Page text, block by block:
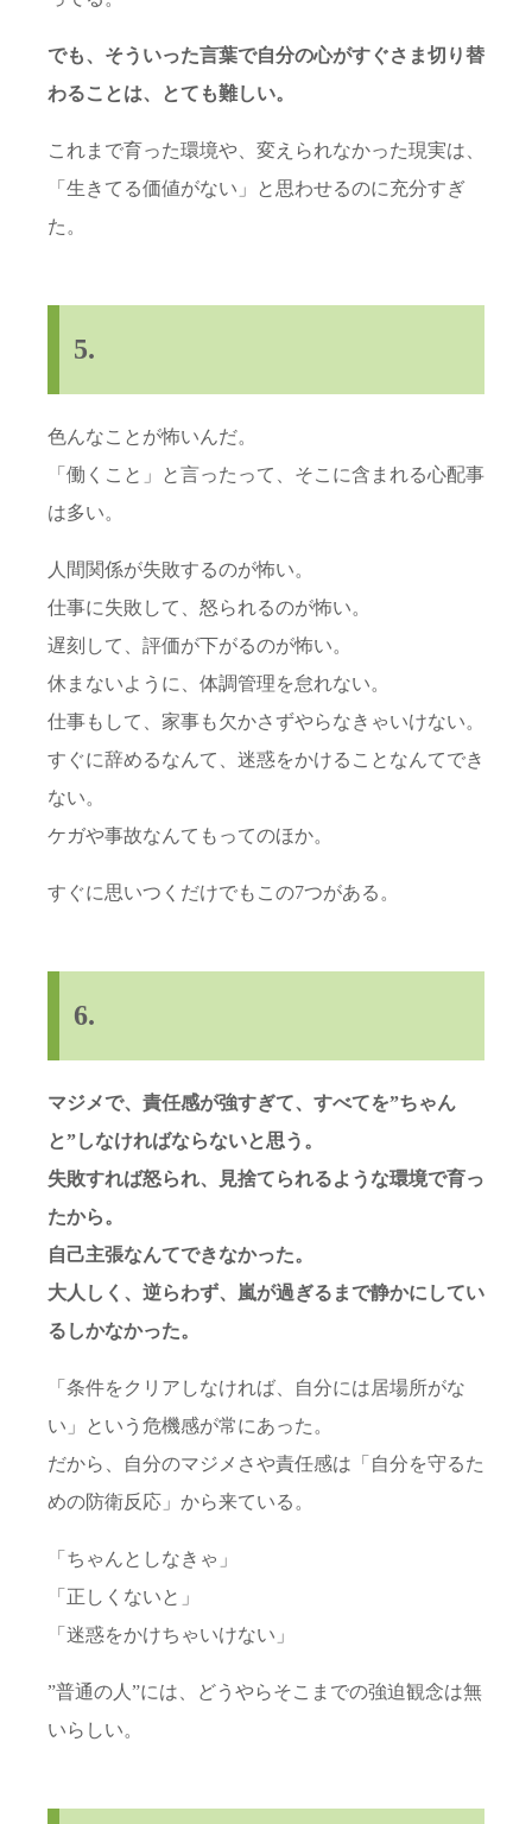
でも、そういった言葉で自分の心がすぐさま切り替
わることは、とても難しい。
これまで育った環境や、変えられなかった現実は、
「生きてる価値がない」と思わせるのに充分すぎ
た。
5.
色んなことが怖いんだ。
「働くこと」と言ったって、そこに含まれる心配事
は多い。
人間関係が失敗するのが怖い。
仕事に失敗して、怒られるのが怖い。
遅刻して、評価が下がるのが怖い。
休まないように、体調管理を怠れない。
仕事もして、家事も欠かさずやらなきゃいけない。
すぐに辞めるなんて、迷惑をかけることなんてでき
ない。
ケガや事故なんてもってのほか。
すぐに思いつくだけでもこの7つがある。
6.
マジメで、責任感が強すぎて、すべてを”ちゃん
と”しなければならないと思う。
失敗すれば怒られ、見捨てられるような環境で育っ
たから。
自己主張なんてできなかった。
大人しく、逆らわず、嵐が過ぎるまで静かにしてい
るしかなかった。
「条件をクリアしなければ、自分には居場所がな
い」という危機感が常にあった。
だから、自分のマジメさや責任感は「自分を守るた
めの防衛反応」から来ている。
「ちゃんとしなきゃ」
「正しくないと」
「迷惑をかけちゃいけない」
”普通の人”には、どうやらそこまでの強迫観念は無
いらしい。